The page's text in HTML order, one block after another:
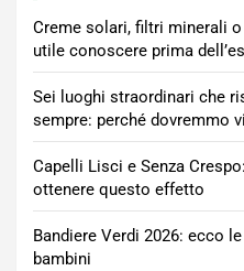
Creme solari, filtri minerali
utile conoscere prima
Sei luoghi straordinari che
sempre: perché dovremmo
Capelli Lisci e Senza
ottenere questo effetto
Bandiere Verdi 2026: ecco
bambini